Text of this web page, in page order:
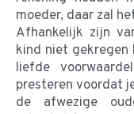
moeder, daar zal
Afhankelijk zijn
kind niet gekregen
liefde
presteren voordat
de afwezige